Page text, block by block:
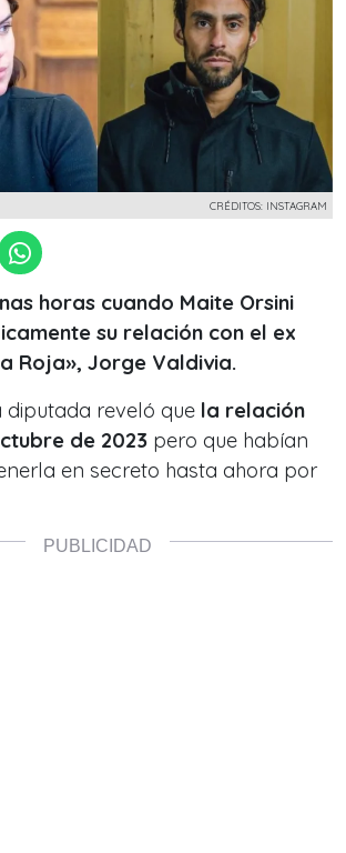
CRÉDITOS: INSTAGRAM
horas cuando Maite Orsini
su relación con el ex
Roja», Jorge Valdivia.
diputada reveló que la relación
de 2023 pero que habían
en secreto hasta ahora por